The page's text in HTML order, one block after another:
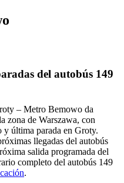
del autobús 149
– Metro Bemowo da
zona de Warszawa, con
y última parada en Groty.
llegadas del autobús
salida programada del
completo del autobús 149
.